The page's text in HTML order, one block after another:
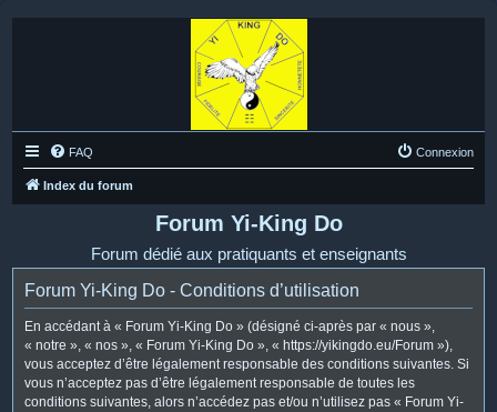
FAQ Connexion
Index du forum
Forum Yi-King Do
Forum dédié aux pratiquants et enseignants
Forum Yi-King Do - Conditions d’utilisation
En accédant à « Forum Yi-King Do » (désigné ci-après par « nous »,
« notre », « nos », « Forum Yi-King Do », « https://yikingdo.eu/Forum »),
vous acceptez d’être légalement responsable des conditions suivantes. Si
vous n’acceptez pas d’être légalement responsable de toutes les
conditions suivantes, alors n’accédez pas et/ou n’utilisez pas « Forum Yi-